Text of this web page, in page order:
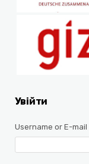
Увійти
Username or E-mail